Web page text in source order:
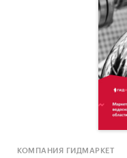
КОМПАНИЯ ГИДМАРКЕТ